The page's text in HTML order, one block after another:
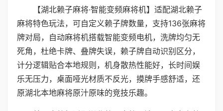
【湖北赖子麻将·智能变频麻将机】适配湖北赖子
麻将特色玩法，可自定义赖子牌数量，支持136张麻将
牌对局，自动麻将机搭载智能变频电机，洗牌均匀无
死角，杜绝卡牌、叠牌失误，赖子牌自动识别区分，
计分逻辑贴合本地规则，机身散热性能好，长时间娱
乐无压力，桌面哑光材质不反光，摸牌手感舒适，还
原湖北本地麻将原汁原味的竞技乐趣。